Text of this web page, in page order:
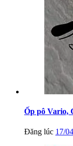
Ốp pô Vario,
Đăng lúc 17/